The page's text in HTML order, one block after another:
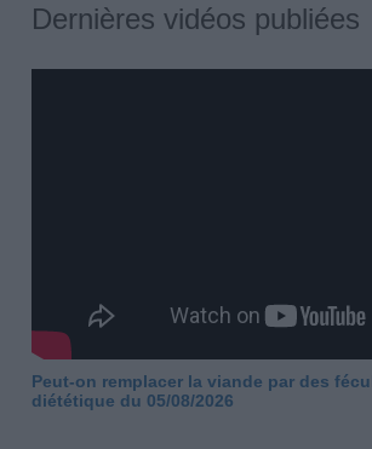
Dernières vidéos publiées
Peut-on remplacer la viande par des
diététique du 05/08/2026